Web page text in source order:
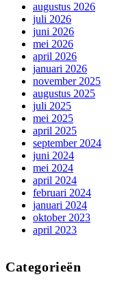
augustus 2026
juli 2026
juni 2026
mei 2026
april 2026
januari 2026
november 2025
augustus 2025
juli 2025
mei 2025
april 2025
september 2024
juni 2024
mei 2024
april 2024
februari 2024
januari 2024
oktober 2023
april 2023
Categorieën